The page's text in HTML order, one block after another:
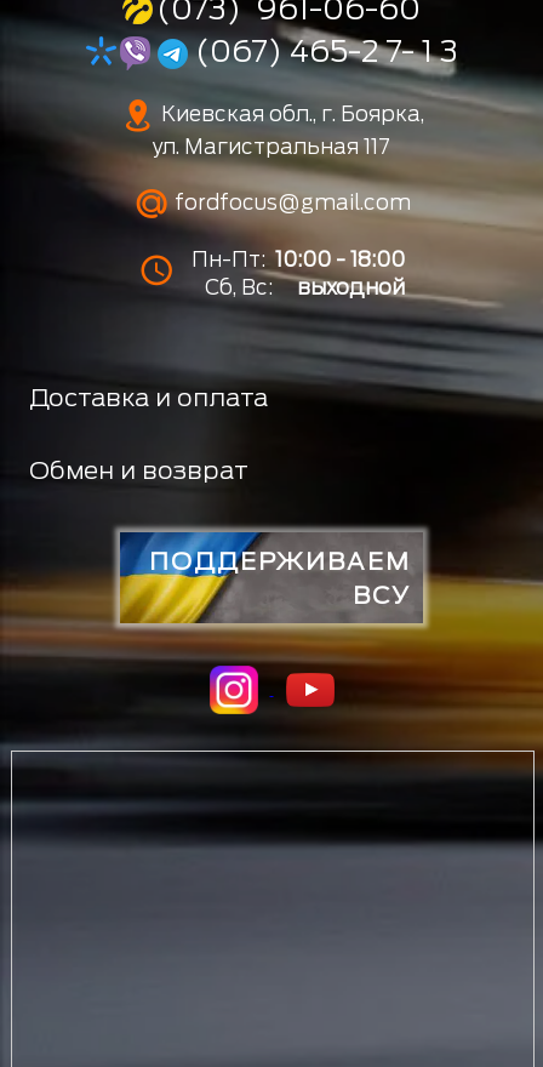
(073) 961-06-60
(067) 465-2 7- 1 3
Киевская обл., г. Боярка,
ул. Магистральная 117
fordfocus@gmail.com
Пн-Пт: 10:00 - 18:00
Сб, Вс:
выходной
Доставка и оплата
Обмен и возврат
ПОДДЕРЖИВАЕМ
ВСУ